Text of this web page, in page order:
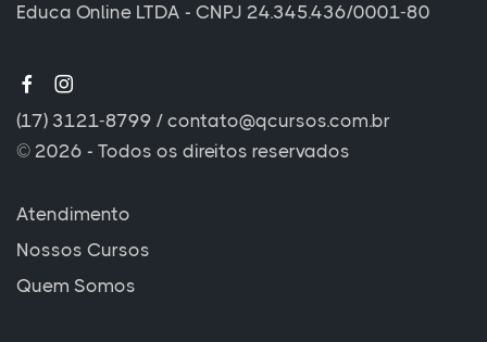
Educa Online LTDA - CNPJ 24.345.436/0001-80
(17) 3121-8799 / contato@qcursos.com.br
© 2026 - Todos os direitos reservados
Atendimento
Nossos Cursos
Quem Somos